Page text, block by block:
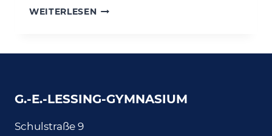
WEITERLESENGEILHOF
G.-E.-LESSING-GYMNASIUM
Schulstraße 9